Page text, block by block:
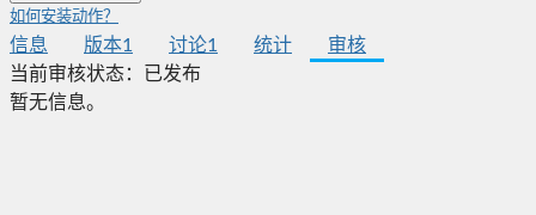
如何安装动作？
信息 版本1 讨论1 统计
审核
当前审核状态：
已发布
暂无信息。